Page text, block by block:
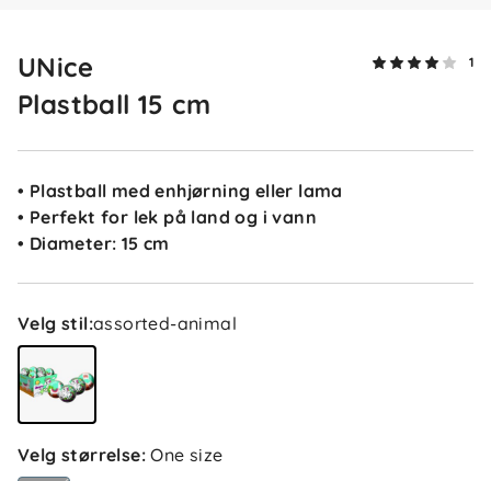
UNice 1
Plastball 15 cm
• Plastball med enhjørning eller lama
• Perfekt for lek på land og i vann
• Diameter: 15 cm
Velg stil:assorted-animal
Velg størrelse:One size